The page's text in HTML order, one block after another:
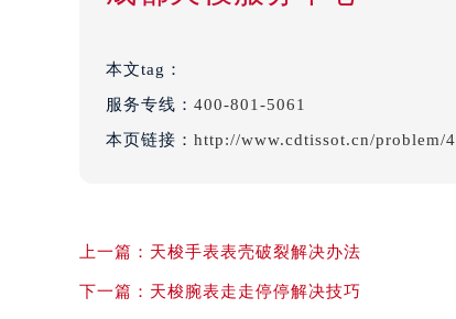
本文tag：
服务专线： 400-801-5061
本页链接： http://www.cdtissot.cn/problem/
上一篇： 天梭手表表壳破裂解决办法
下一篇： 天梭腕表走走停停解决技巧